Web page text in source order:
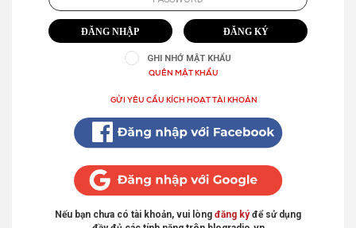
ĐĂNG NHẬP ĐĂNG KÝ
GHI NHỚ MẬT KHẨU
QUÊN MẬT KHẨU
GỬI YÊU CẦU KÍCH HOẠT TÀI KHOẢN
Nếu bạn chưa có tài khoản, vui lòng đăng kýđể sử dụng